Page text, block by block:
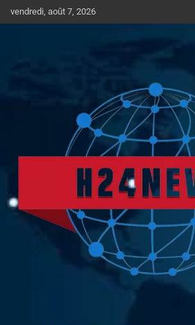
au
vendredi, août 7, 2026